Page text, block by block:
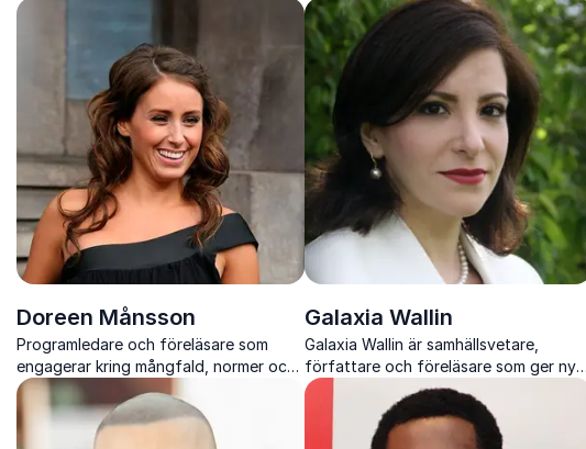
med vetenskap och humor
Doreen Månsson
Programledare och föreläsare som
engagerar kring mångfald, normer och
allas lika värde
Galaxia Wallin
Galaxia Wallin är samhällsvetare,
författare och föreläsare som ger nya
perspektiv på hedersförtryck, rasism,
integration och ledarskap